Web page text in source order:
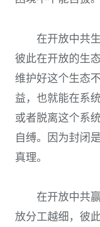
在开放中共
彼此在开放的生
维护好这个生态
益，也就能在系
或者脱离这个系
自缚。因为封闭
真理。
在开放中共
放分工越细，彼